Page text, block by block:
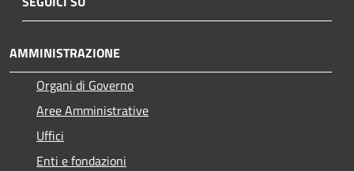
AMMINISTRAZIONE
Organi di Governo
Aree Amministrative
Uffici
Enti e fondazioni